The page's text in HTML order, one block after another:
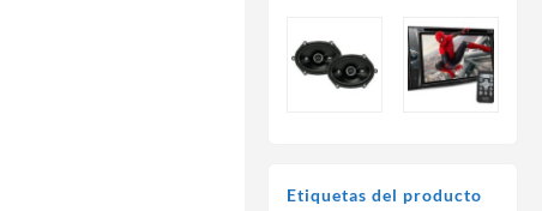
Etiquetas del producto